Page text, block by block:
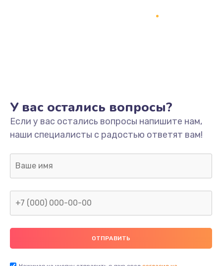
У вас остались вопросы?
Если у вас остались вопросы напишите нам,
наши специалисты с радостью ответят вам!